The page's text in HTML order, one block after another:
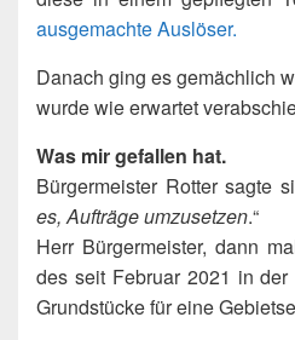
ausgemachte Auslöser.
Danach ging es gemächlich
wurde wie erwartet
Was mir gefallen hat.
Bürgermeister Rotter sagte
es, Aufträge umzusetzen.“
Herr Bürgermeister, dann
des seit Februar 2021 in der
Grundstücke für eine